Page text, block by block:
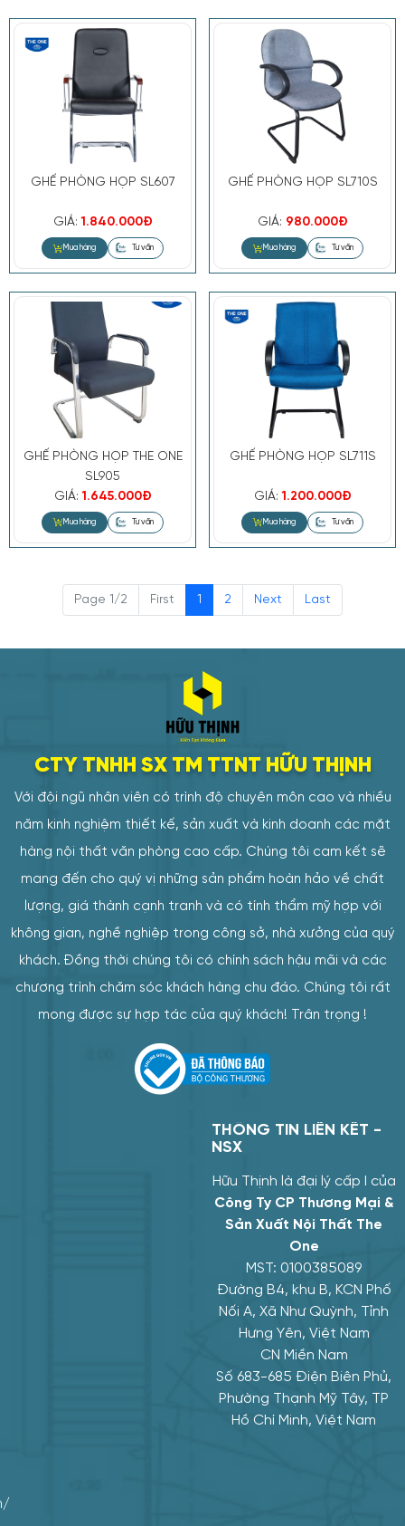
Tư vấn
GHẾ PHÒNG HỌP SL607
GIÁ:1.840.000Đ
GHẾ PHÒNG HỌP SL710S
GIÁ: 980.000Đ
GHẾ PHÒNG HỌP THE ONE
SL905
GIÁ:1.645.000Đ
GHẾ PHÒNG HỌP SL711S
GIÁ:1.200.000Đ
Page 1/2 First 1 2 Next Last
CTY TNHH SX TM TTNT HỮU THỊNH
Với đội ngũ nhân viên có trình độ chuyên môn cao và nhiều
năm kinh nghiệm thiết kế, sản xuất và kinh doanh các mặt
hàng nội thất văn phòng cao cấp. Chúng tôi cam kết sẽ
mang đến cho quý vị những sản phẩm hoàn hảo về chất
lượng, giá thành cạnh tranh và có tính thẩm mỹ hợp với
không gian, nghề nghiệp trong công sở, nhà xưởng của quý
khách. Đồng thời chúng tôi có chính sách hậu mãi và các
chương trình chăm sóc khách hàng chu đáo. Chúng tôi rất
mong được sự hợp tác của quý khách! Trân trọng !
THÔNG TIN LIÊN KẾT -
Hữu Thịnh là đại lý cấp I của
Công Ty CP Thương Mại &
Sản Xuất Nội Thất The
MST: 0100385089
Đường B4, khu B, KCN Phố
Nối A, Xã Như Quỳnh, Tỉnh
Hưng Yên, Việt Nam
Số 683-685 Điện Biên Phủ,
Phường Thạnh Mỹ Tây, TP
Hồ Chí Minh, Việt Nam
CHI
MẠI TRANG TRÍ
GPKD :
141
Trung
Tháp
0906